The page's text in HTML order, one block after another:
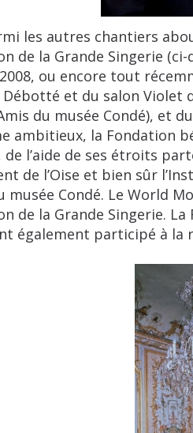
autres chantiers
de la Grande Singerie
ou encore tout
Débotté et du salon Violet
du musée Condé), et
ambitieux, la Fondation
de l’aide de ses étroits
de l’Oise et bien sûr
musée Condé. Le World
de la Grande Singerie.
également participé à